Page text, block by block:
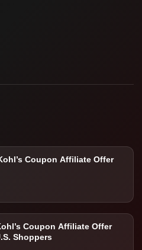
Coupon Affiliate Offer
Coupon Affiliate Offer
Shoppers